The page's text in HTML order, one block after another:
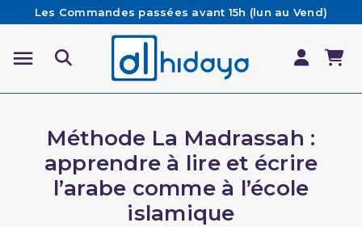
Les Commandes passées avant 15h (lun au Vend)
sont préparées et expédiées le jour même
Besoin d'aide ? Retrouvez notre FAQ
Livraison offerte à partir de 65€ d'achat*
Méthode La Madrassah :
apprendre à lire et écrire
l’arabe comme à l’école
islamique